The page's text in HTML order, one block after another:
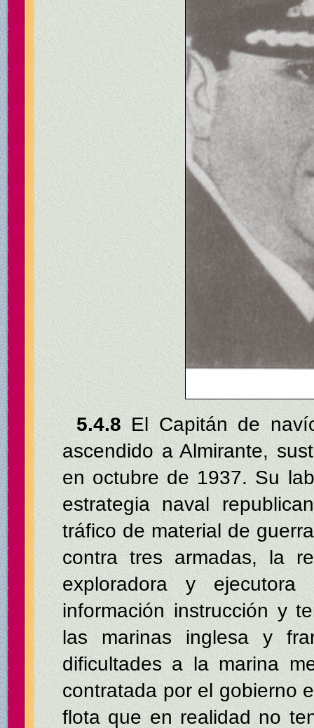
5.4.8 El Capitán de
ascendido a Almirante,
en octubre de 1937. Su
estrategia naval
tráfico de material de
contra tres armadas, la
exploradora y
información instrucción y
las marinas inglesa y
dificultades a la marina
contratada por el gobierno
flota que en realidad no